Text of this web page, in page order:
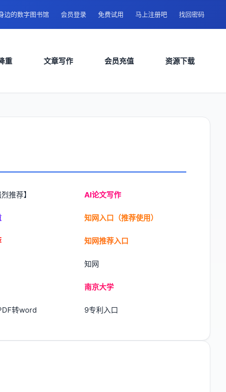
边的数字图书馆 会员登录 免费试用 马上注册吧 找回密码
重 文章写作 会员充值 资源下载
推荐】 AI论文写作
知网入口（推荐使用）
知网推荐入口
知网
南京大学
转word 9专利入口